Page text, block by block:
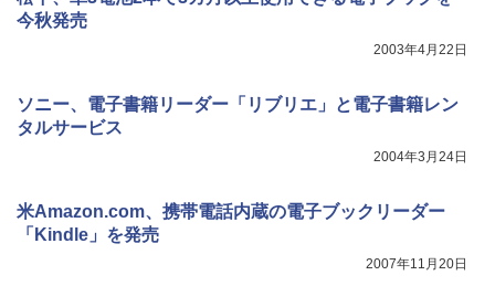
今秋発売
2003年4月22日
ソニー、電子書籍リーダー「リブリエ」と電子書籍レン
タルサービス
2004年3月24日
米Amazon.com、携帯電話内蔵の電子ブックリーダー
「Kindle」を発売
2007年11月20日